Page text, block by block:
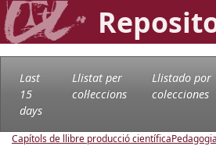
Last
15
days
Llistat per
col·leccions
Llistado por
colecciones
Capítols de llibre producció científicaPedagogia